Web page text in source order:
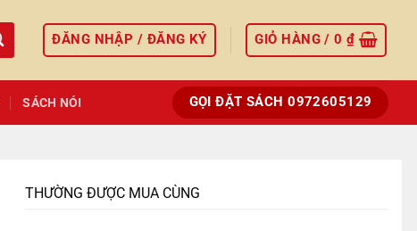
ĐĂNG NHẬP / ĐĂNG KÝ GIỎ HÀNG /0₫
SÁCH NÓI GỌI ĐẶT SÁCH 0972605129
THƯỜNG ĐƯỢC MUA CÙNG